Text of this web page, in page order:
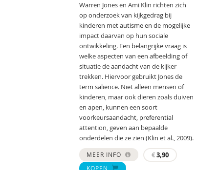
Warren Jones en Ami Klin richten zich
op onderzoek van kijkgedrag bij
kinderen met autisme en de mogelijke
impact daarvan op hun sociale
ontwikkeling. Een belangrijke vraag is
welke aspecten van een afbeelding of
situatie de aandacht van de kijker
trekken. Hiervoor gebruikt Jones de
term salience. Niet alleen mensen of
kinderen, maar ook dieren zoals duiven
en apen, kunnen een soort
voorkeursaandacht, preferential
attention, geven aan bepaalde
onderdelen die ze zien (Klin et al., 2009).
MEER INFO €3,90
KOPEN